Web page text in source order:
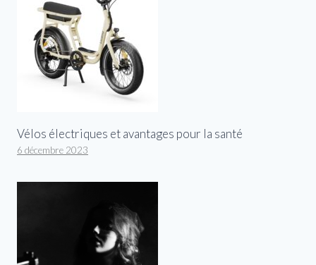
Vélos électriques et avantages pour la santé
6 décembre 2023